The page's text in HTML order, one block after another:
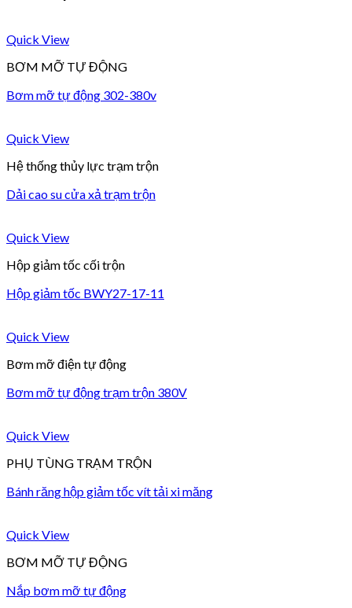
Quick View
BƠM MỠ TỰ ĐỘNG
Bơm mỡ tự động 302-380v
Quick View
Hệ thống thủy lực trạm trộn
Dải cao su cửa xả trạm trộn
Quick View
Hộp giảm tốc cối trộn
Hộp giảm tốc BWY27-17-11
Quick View
Bơm mỡ điện tự động
Bơm mỡ tự động trạm trộn 380V
Quick View
PHỤ TÙNG TRẠM TRỘN
Bánh răng hộp giảm tốc vít tải xi măng
Quick View
BƠM MỠ TỰ ĐỘNG
Nắp bơm mỡ tự động